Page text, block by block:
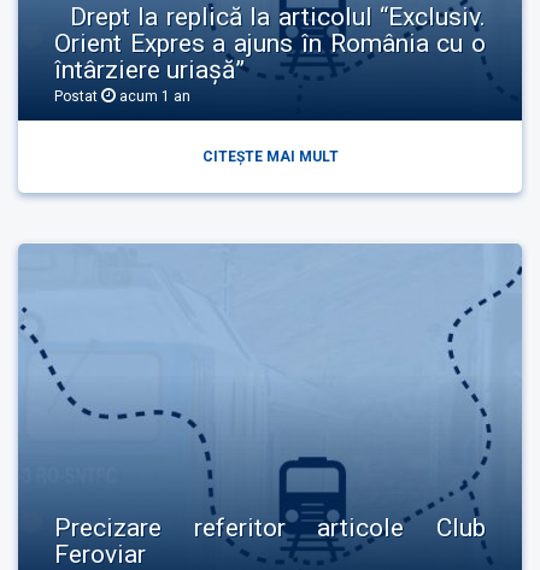
Drept la replică la articolul “Exclusiv.
Orient Expres a ajuns în România cu o
întârziere uriașă”
Postat acum 1 an
CITEȘTE MAI MULT
Precizare referitor articole Club
Feroviar